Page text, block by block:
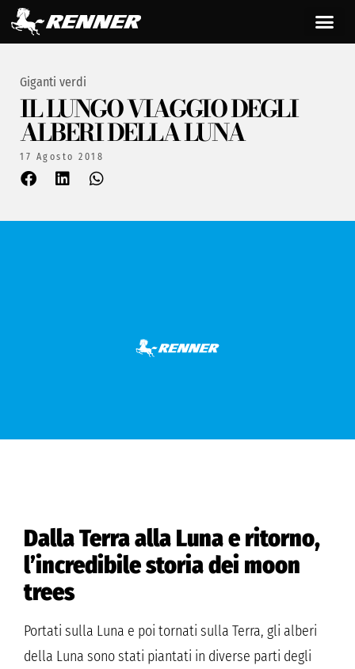
Giganti verdi
IL LUNGO VIAGGIO DEGLI
ALBERI DELLA LUNA
17 Agosto 2018
Dalla Terra alla Luna e ritorno,
l’incredibile storia dei moon
trees
Portati sulla Luna e poi tornati sulla Terra, gli alberi
della Luna sono stati piantati in diverse parti degli